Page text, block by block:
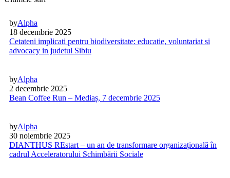
byAlpha
18 decembrie 2025
Cetateni implicati pentru biodiversitate: educatie, voluntariat si
advocacy in judetul Sibiu
byAlpha
2 decembrie 2025
Bean Coffee Run – Mediaș, 7 decembrie 2025
byAlpha
30 noiembrie 2025
DIANTHUS REstart – un an de transformare organizațională în
cadrul Acceleratorului Schimbării Sociale